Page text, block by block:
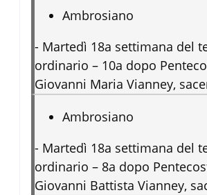
Ambrosiano
- Martedì 18a settimana del
ordinario – 10a dopo
Giovanni Maria Vianney,
Ambrosiano
- Martedì 18a settimana del
ordinario – 8a dopo
Giovanni Battista Vianney,